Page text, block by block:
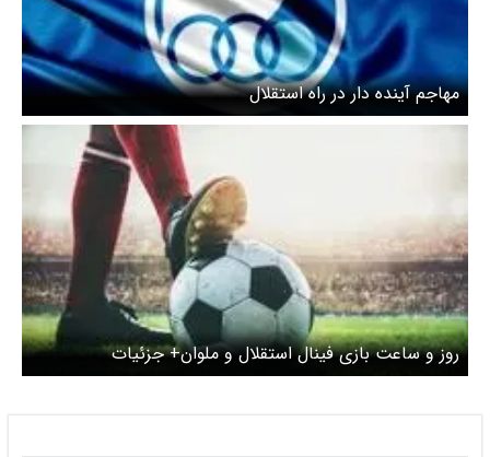
مهاجم آینده دار در راه استقلال
روز و ساعت بازی فینال استقلال و ملوان+ جزئیات